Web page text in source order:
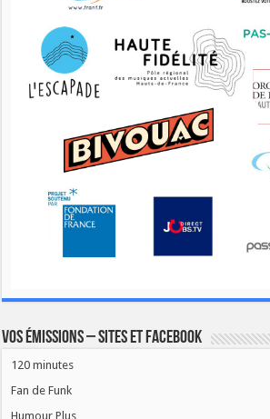
Vos émissions – Sites et Facebook
120 minutes
Fan de Funk
Humour Plus